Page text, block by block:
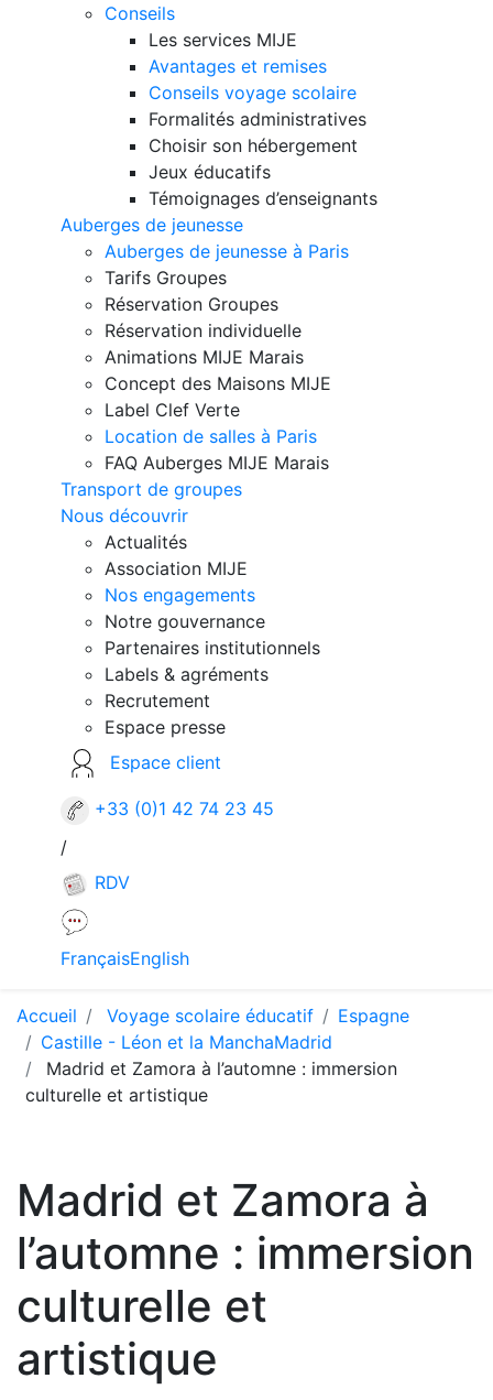
Conseils
Les services MIJE
Avantages et remises
Conseils voyage scolaire
Formalités administratives
Choisir son hébergement
Jeux éducatifs
Témoignages d’enseignants
Auberges de jeunesse
Auberges de jeunesse à Paris
Tarifs Groupes
Réservation Groupes
Réservation individuelle
Animations MIJE Marais
Concept des Maisons MIJE
Label Clef Verte
Location de salles à Paris
FAQ Auberges MIJE Marais
Transport de groupes
Nous découvrir
Actualités
Association MIJE
Nos engagements
Notre gouvernance
Partenaires institutionnels
Labels & agréments
Recrutement
Espace presse
Espace client
+33 (0)1 42 74 23 45
/
RDV
FrançaisEnglish
Accueil Voyage scolaire éducatif
Espagne
Castille - Léon et la ManchaMadrid
Madrid et Zamora à l’automne : immersion
culturelle et artistique
Madrid et Zamora à
l’automne : immersion
culturelle et
artistique